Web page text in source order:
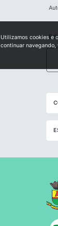
Utilizamos cookies e
continuar